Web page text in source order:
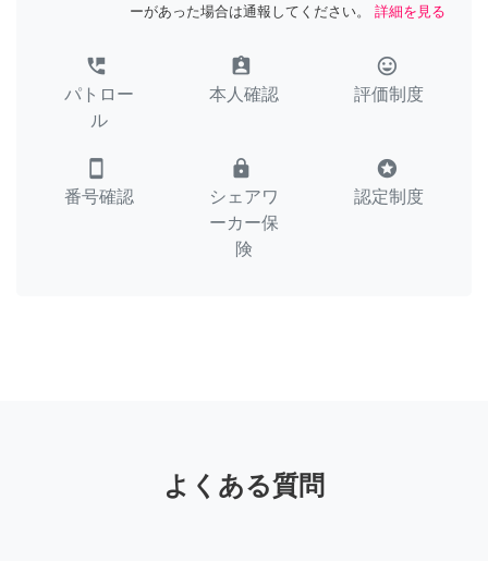
ーがあった場合は通報してください。
詳細を見る
perm_phone_msg
パトロー
ル
assignment_ind
本人確認
tag_faces
評価制度
smartphone
番号確認
lock
シェアワ
ーカー保
険
stars
認定制度
よくある質問